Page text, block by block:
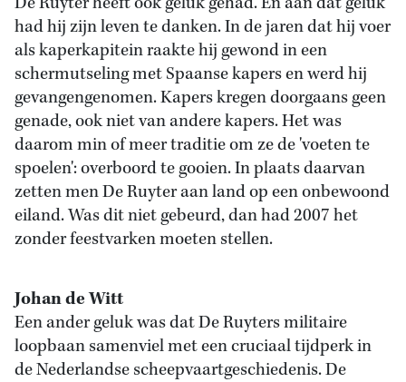
had hij zijn leven te danken. In de jaren dat hij voer
als kaperkapitein raakte hij gewond in een
schermutseling met Spaanse kapers en werd hij
gevangengenomen. Kapers kregen doorgaans geen
genade, ook niet van andere kapers. Het was
daarom min of meer traditie om ze de 'voeten te
spoelen': overboord te gooien. In plaats daarvan
zetten men De Ruyter aan land op een onbewoond
eiland. Was dit niet gebeurd, dan had 2007 het
zonder feestvarken moeten stellen.
Johan de Witt
Een ander geluk was dat De Ruyters militaire
loopbaan samenviel met een cruciaal tijdperk in
de Nederlandse scheepvaartgeschiedenis. De